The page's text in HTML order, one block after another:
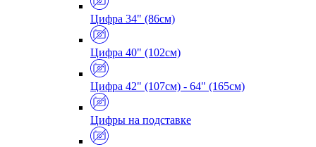
Цифра 34" (86см)
Цифра 40" (102см)
Цифра 42" (107см) - 64" (165см)
Цифры на подставке